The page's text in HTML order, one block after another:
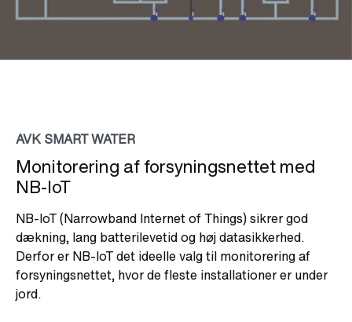
AVK SMART WATER
Monitorering af forsyningsnettet med
NB-IoT
NB-IoT (Narrowband Internet of Things) sikrer god
dækning, lang batterilevetid og høj datasikkerhed.
Derfor er NB-IoT det ideelle valg til monitorering af
forsyningsnettet, hvor de fleste installationer er under
jord.